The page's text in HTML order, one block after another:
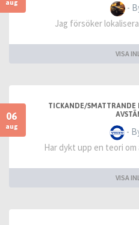
aug
-
Jag försöker
VISA
06
aug
TICKANDE/SMATTRANDE
-
Har dykt upp en teori
VISA